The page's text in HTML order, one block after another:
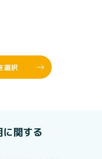
選択
関する